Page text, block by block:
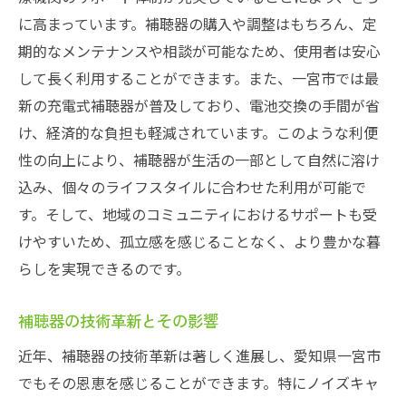
に高まっています。補聴器の購入や調整はもちろん、定
期的なメンテナンスや相談が可能なため、使用者は安心
して長く利用することができます。また、一宮市では最
新の充電式補聴器が普及しており、電池交換の手間が省
け、経済的な負担も軽減されています。このような利便
性の向上により、補聴器が生活の一部として自然に溶け
込み、個々のライフスタイルに合わせた利用が可能で
す。そして、地域のコミュニティにおけるサポートも受
けやすいため、孤立感を感じることなく、より豊かな暮
らしを実現できるのです。
補聴器の技術革新とその影響
近年、補聴器の技術革新は著しく進展し、愛知県一宮市
でもその恩恵を感じることができます。特にノイズキャ